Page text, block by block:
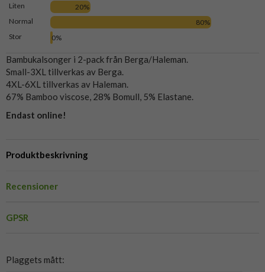
Liten
20%
Normal
80%
Stor
0%
Produktbeskrivning
Recensioner
GPSR
Bambukalsonger i 2-pack från Berga/Haleman.
Small-3XL tillverkas av Berga.
4XL-6XL tillverkas av Haleman.
67% Bamboo viscose, 28% Bomull, 5% Elastane.
Endast online!
Plaggets mått: